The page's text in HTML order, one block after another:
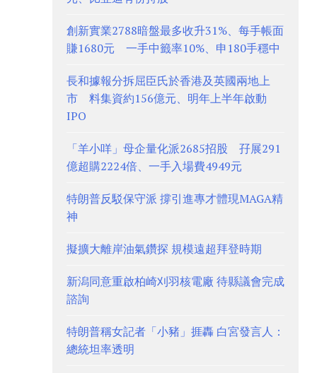
創新實業2788暗盤最多收升31%、每手帳面
賺1680元 一手中籤率10%、申180手穩中
長和據報分拆屈臣氏於香港及英國兩地上
市 料集資約156億元、明年上半年啟動
IPO
「羊小咩」母企量化派2685招股 孖展291
億超購2224倍、一手入場費4949元
特朗普反駁保守派 撐引進專才體現MAGA精
神
擬擴大離岸油氣鑽探 規模遠超拜登時期
新潟同意重啟柏崎刈羽核電廠 待縣議會完成
諮詢
特朗普稱女記者「小豬」捱轟 白宮發言人：
總統坦率透明